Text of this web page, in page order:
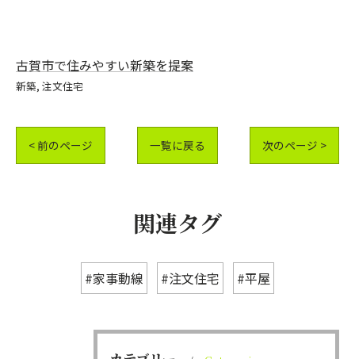
古賀市で住みやすい新築を提案
新築 注文住宅
< 前のページ 一覧に戻る 次のページ >
関連タグ
#家事動線 #注文住宅 #平屋